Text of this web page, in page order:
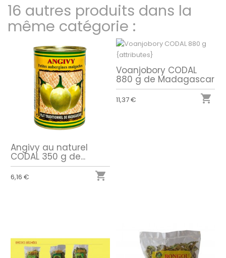
16 autres produits dans la
même catégorie :
Angivy au naturel
CODAL 350 g de...
6,16 € 
Voanjobory CODAL
880 g de Madagascar
11,37 € 